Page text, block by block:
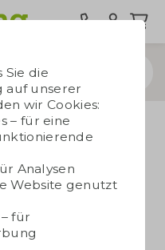
650 ml
Sie die
auf unserer
wir Cookies:
– für eine
Analysen
Website genutzt
für